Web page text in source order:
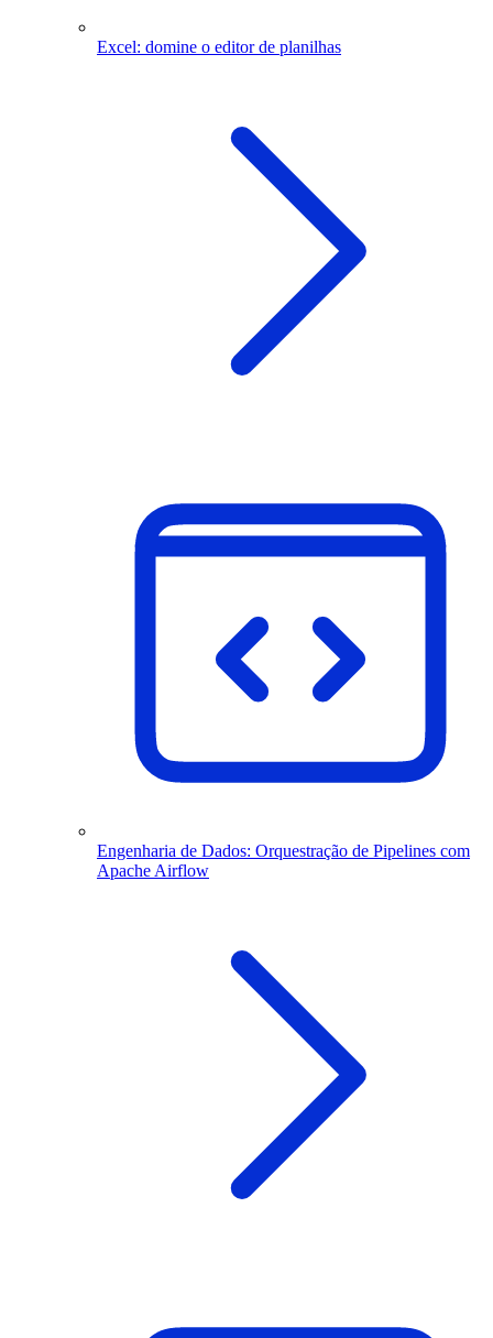
Excel: domine o editor de planilhas
Engenharia de Dados: Orquestração de Pipelines com
Apache Airflow